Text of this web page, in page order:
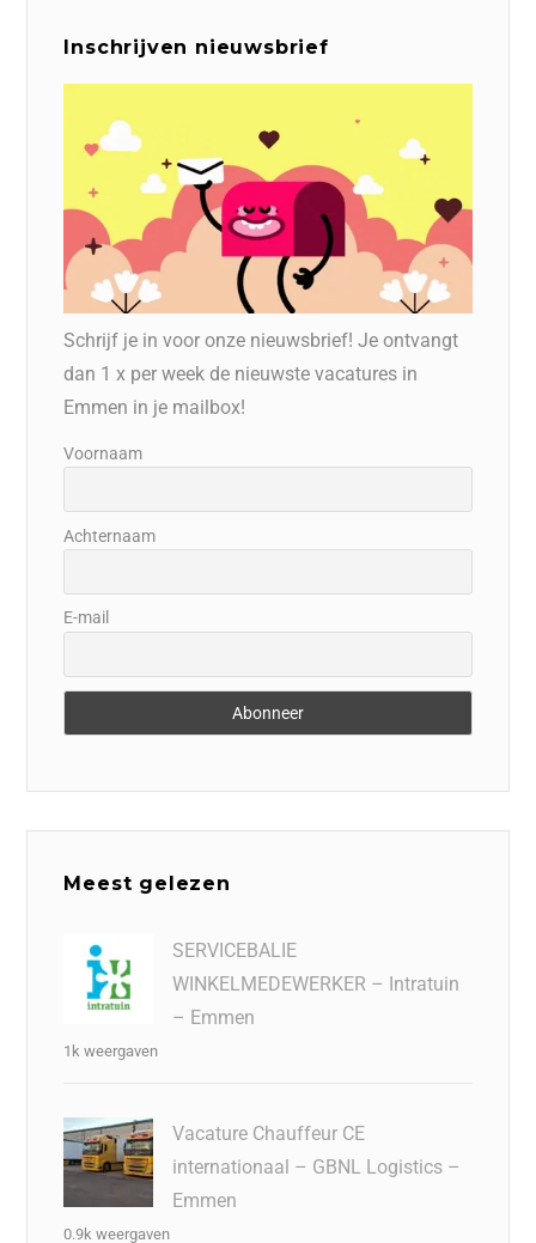
Inschrijven nieuwsbrief
Schrijf je in voor onze nieuwsbrief! Je ontvangt
dan 1 x per week de nieuwste vacatures in
Emmen in je mailbox!
Voornaam
Achternaam
E-mail
Meest gelezen
SERVICEBALIE
WINKELMEDEWERKER – Intratuin
– Emmen
1k weergaven
Vacature Chauffeur CE
internationaal – GBNL Logistics –
Emmen
0.9k weergaven